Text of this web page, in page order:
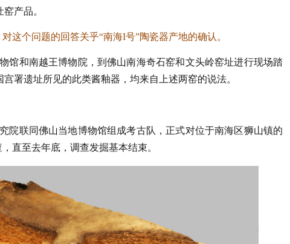
产品。
这个问题的回答关乎“南海I号”陶瓷器产地的确认。
馆和南越王博物院，到佛山南海奇石窑和文头岭窑址进行现场踏
署遗址所见的此类酱釉器，均来自上述两窑的说法。
院联同佛山当地博物馆组成考古队，正式对位于南海区狮山镇的
直至去年底，调查发掘基本结束。